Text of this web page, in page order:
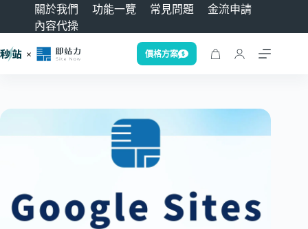
關於我們 功能一覽 常見問題
金流申請
內容代操
價格方案